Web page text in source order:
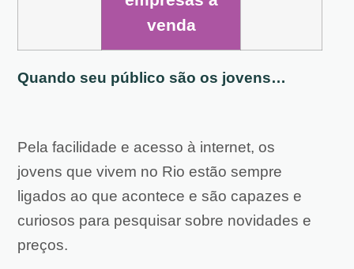
venda
Quando seu público são os jovens…
Pela facilidade e acesso à internet, os
jovens que vivem no Rio estão sempre
ligados ao que acontece e são capazes e
curiosos para pesquisar sobre novidades e
preços.